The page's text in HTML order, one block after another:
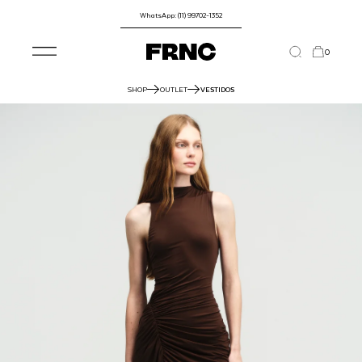
WhatsApp: (11) 99702-1352
0
SHOP OUTLET VESTIDOS